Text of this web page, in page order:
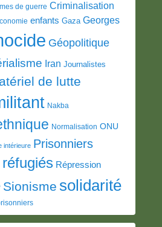
de guerre Criminalisation
enfants Gaza Georges
Géopolitique
Iran Journalistes
de lutte
Nakba
Normalisation ONU
intérieure Prisonniers
réfugiés Répression
Sionisme solidarité